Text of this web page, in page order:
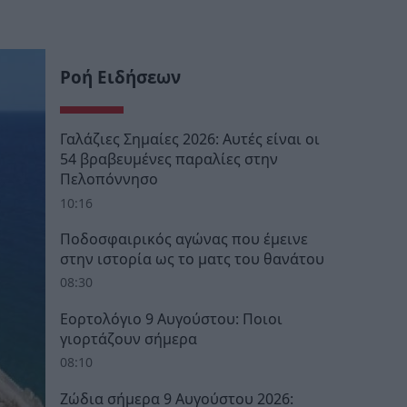
Ροή Ειδήσεων
Γαλάζιες Σημαίες 2026: Αυτές είναι οι
54 βραβευμένες παραλίες στην
Πελοπόννησο
10:16
Ποδοσφαιρικός αγώνας που έμεινε
στην ιστορία ως το ματς του θανάτου
08:30
Εορτολόγιο 9 Αυγούστου: Ποιοι
γιορτάζουν σήμερα
08:10
Ζώδια σήμερα 9 Αυγούστου 2026: